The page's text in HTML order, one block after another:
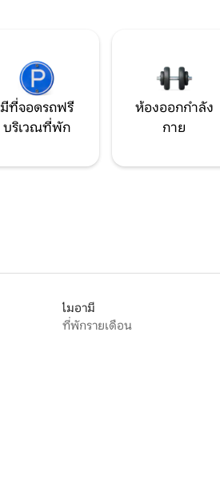
มีที่จอดรถฟรี
บริเวณที่พัก
ห้องออกกำลัง
กาย
ไมอามี
ที่พักรายเดือน